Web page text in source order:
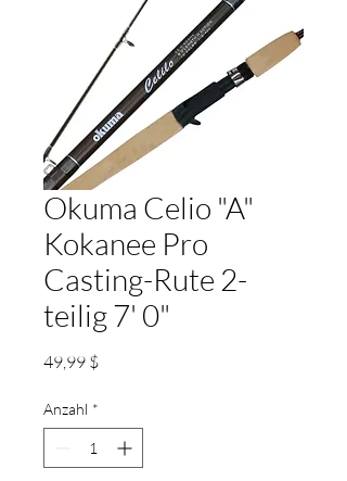
Okuma Celio "A"
Kokanee Pro
Casting-Rute 2-
teilig 7' 0"
49,99 $Preis
Anzahl *